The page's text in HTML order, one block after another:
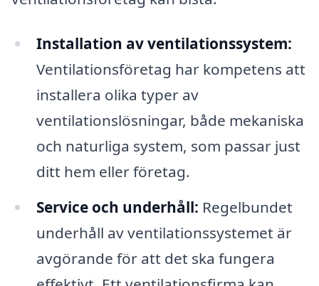
Installation av ventilationssystem:
Ventilationsföretag har kompetens att
installera olika typer av
ventilationslösningar, både mekaniska
och naturliga system, som passar just
ditt hem eller företag.
Service och underhåll: Regelbundet
underhåll av ventilationssystemet är
avgörande för att det ska fungera